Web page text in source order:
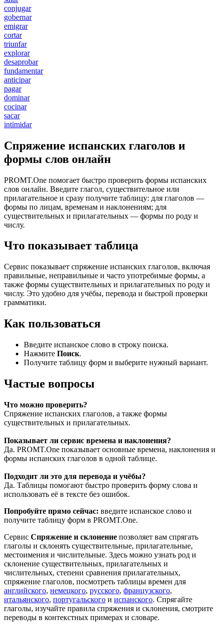
conjugar
gobernar
emigrar
cortar
triunfar
explorar
desaprobar
fundamentar
anticipar
pagar
dominar
cocinar
sacar
intimidar
Спряжение испанских глаголов и
формы слов онлайн
PROMT.One помогает быстро проверить формы испанских
слов онлайн. Введите глагол, существительное или
прилагательное и сразу получите таблицу: для глаголов —
формы по лицам, временам и наклонениям; для
существительных и прилагательных — формы по роду и
числу.
Что показывает таблица
Сервис показывает спряжение испанских глаголов, включая
правильные, неправильные и часто употребимые формы, а
также формы существительных и прилагательных по роду и
числу. Это удобно для учёбы, перевода и быстрой проверки
грамматики.
Как пользоваться
Введите испанское слово в строку поиска.
Нажмите Поиск.
Получите таблицу форм и выберите нужный вариант.
Частые вопросы
Что можно проверить?
Спряжение испанских глаголов, а также формы
существительных и прилагательных.
Показывает ли сервис времена и наклонения?
Да. PROMT.One показывает основные времена, наклонения и
формы испанских глаголов в одной таблице.
Подходит ли это для перевода и учёбы?
Да. Таблицы помогают быстро проверить форму слова и
использовать её в тексте без ошибок.
Попробуйте прямо сейчас: введите испанское слово и
получите таблицу форм в PROMT.One.
Сервис Спряжение и склонение позволяет вам спрягать
глаголы и склонять существительные, прилагательные,
местоимения и числительные. Здесь можно узнать род и
склонение существительных, прилагательных и
числительных, степени сравнения прилагательных,
спряжение глаголов, посмотреть таблицы времен для
английского, немецкого, русского, французского,
итальянского, португальского и испанского. Спрягайте
глаголы, изучайте правила спряжения и склонения, смотрите
переводы в контекстных примерах и словаре.